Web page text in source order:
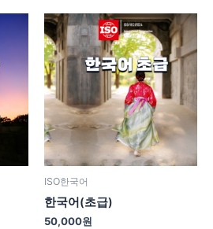
ISO한국어
한국어(초급)
50,000원